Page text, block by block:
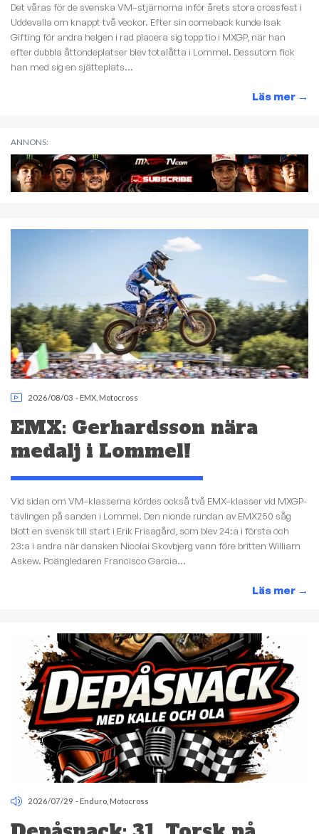
Det våras för de svenska VM–stjärnorna inför årets stora crossfest i
Uddevalla om knappt två veckor. Efter sin comeback kunde Isak
Gifting för andra helgen i rad placera sig topp tio i MXGP, när han
efter dubbla åttondeplatser blev totalåtta i Lommel. Dessutom fick
han med sig en sjätteplats...
Läs mer →
ANNONS:
2026/08/03 - EMX Motocross
EMX: Gerhardsson nära
medalj i Lommel!
Vid sidan om VM–klasserna kördes också två EMX–klasser vid MXGP-
tävlingen på sanden i Lommel. Den nionde rundan av EMX250 såg
blott en svensk till start i Erik Frisagård, som blev 24:a i första och
23:a i andra när dansken Nicolai Skovbjerg vann före britten William
Askew. Poängledaren Francisco Garcia...
Läs mer →
2026/07/29 - Enduro Motocross